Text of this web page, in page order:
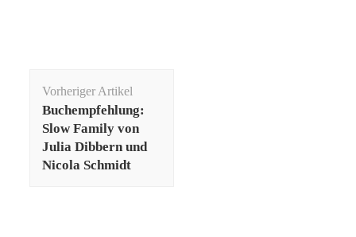
Vorheriger Artikel
Buchempfehlung:
Slow Family von
Julia Dibbern und
Nicola Schmidt